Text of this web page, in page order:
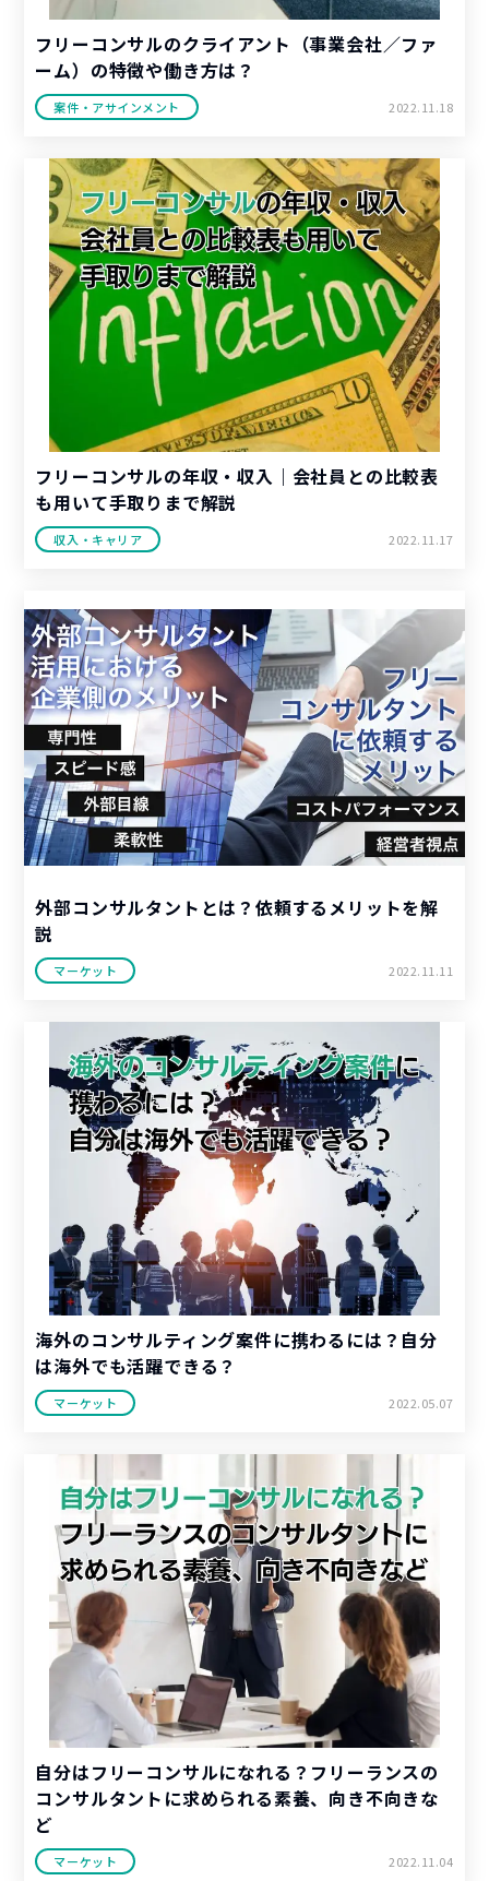
フリーコンサルのクライアント（事業会社／ファ
ーム）の特徴や働き方は？
案件・アサインメント 2022.11.18
フリーコンサルの年収・収入｜会社員との比較表
も用いて手取りまで解説
収入・キャリア 2022.11.17
外部コンサルタントとは？依頼するメリットを解
説
マーケット 2022.11.11
海外のコンサルティング案件に携わるには？自分
は海外でも活躍できる？
マーケット 2022.05.07
自分はフリーコンサルになれる？フリーランスの
コンサルタントに求められる素養、向き不向きな
ど
マーケット 2022.11.04